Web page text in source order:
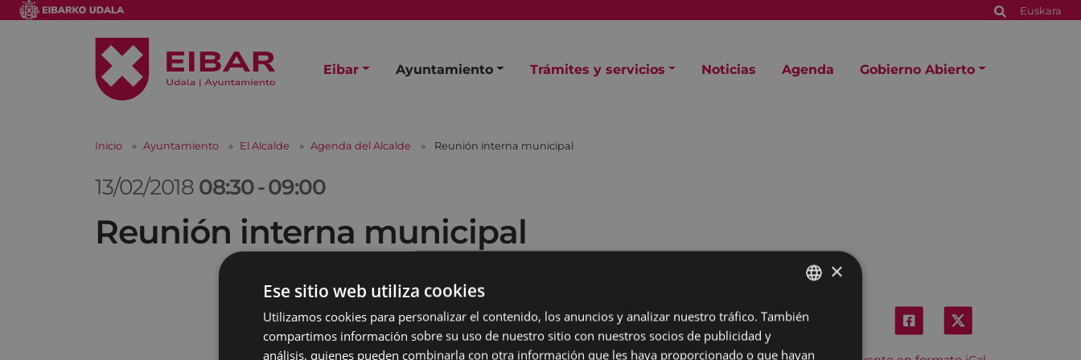
Euskara
Eibar Ayuntamiento Trámites y servicios Noticias Agenda Gobierno Abierto
Inicio Ayuntamiento El Alcalde Agenda del Alcalde Reunión interna municipal
13/02/2018 08:30-09:00
Reunión interna municipal
BASQUE
×
Ese sitio web utiliza cookies
Utilizamos cookies para personalizar el contenido, los anuncios y analizar nuestro tráfico. También
compartimos información sobre su uso de nuestro sitio con nuestros socios de publicidad y
análisis, quienes pueden combinarla con otra información que les haya proporcionado o que hayan